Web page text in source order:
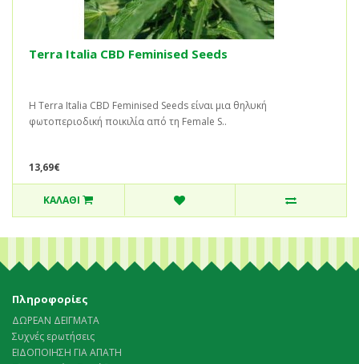
Terra Italia CBD Feminised Seeds
Η Terra Italia CBD Feminised Seeds είναι μια θηλυκή
φωτοπεριοδική ποικιλία από τη Female S..
13,69€
ΚΑΛΆΘΙ
Πληροφορίες
ΔΩΡΕΑΝ ΔΕΙΓΜΑΤΑ
Συχνές ερωτήσεις
ΕΙΔΟΠΟΙΗΣΗ ΓΙΑ ΑΠΑΤΗ